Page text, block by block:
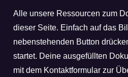
Alle unsere Ressourcen zum
dieser Seite. Einfach auf das
nebenstehenden Button
startet. Deine ausgefüllten
mit dem Kontaktformular zur